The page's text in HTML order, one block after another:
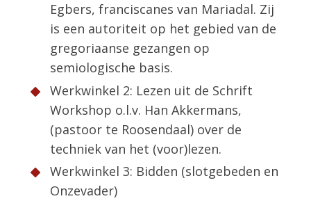
Egbers, franciscanes van Mariadal. Zij
is een autoriteit op het gebied van de
gregoriaanse gezangen op
semiologische basis.
Werkwinkel 2: Lezen uit de Schrift
Workshop o.l.v. Han Akkermans,
(pastoor te Roosendaal) over de
techniek van het (voor)lezen.
Werkwinkel 3: Bidden (slotgebeden en
Onzevader)